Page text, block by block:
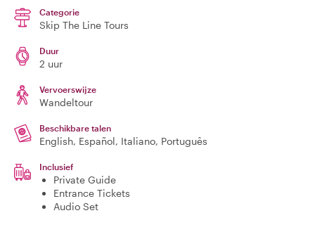
Categorie
Skip The Line Tours
Duur
2 uur
Vervoerswijze
Wandeltour
Beschikbare talen
English, Español, Italiano, Português
Inclusief
Private Guide
Entrance Tickets
Audio Set